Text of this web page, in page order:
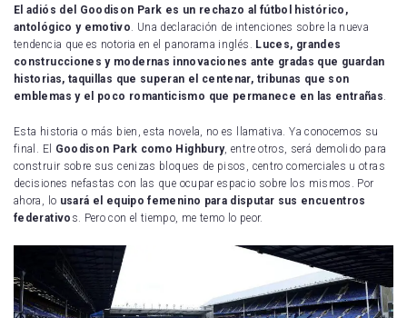
El adiós del Goodison Park es un rechazo al fútbol histórico,
antológico y emotivo. Una declaración de intenciones sobre la nueva
tendencia que es notoria en el panorama inglés. Luces, grandes
construcciones y modernas innovaciones ante gradas que guardan
historias, taquillas que superan el centenar, tribunas que son
emblemas y el poco romanticismo que permanece en las entrañas.
Esta historia o más bien, esta novela, no es llamativa. Ya conocemos su
final. El Goodison Park como Highbury, entre otros, será demolido para
construir sobre sus cenizas bloques de pisos, centro comerciales u otras
decisiones nefastas con las que ocupar espacio sobre los mismos. Por
ahora, lo usará el equipo femenino para disputar sus encuentros
federativo s. Pero con el tiempo, me temo lo peor.